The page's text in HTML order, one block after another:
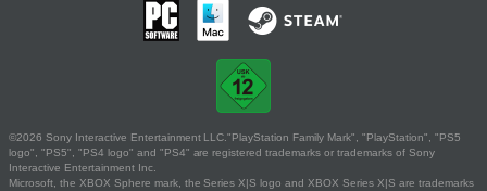
©2026 Sony Interactive Entertainment LLC."PlayStation Family Mark", "PlayStation", "PS5
logo", "PS5", "PS4 logo" and "PS4" are registered trademarks or trademarks of Sony
Interactive Entertainment Inc.
Microsoft, the XBOX Sphere mark, the Series X|S logo and XBOX Series X|S are trademarks